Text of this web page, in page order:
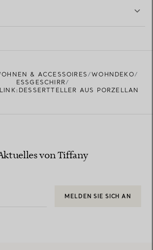
& ACCESSOIRES
WOHNDEKO
ESSGESCHIRR
AUS PORZELLAN
von Tiffany
MELDEN SIE SICH AN